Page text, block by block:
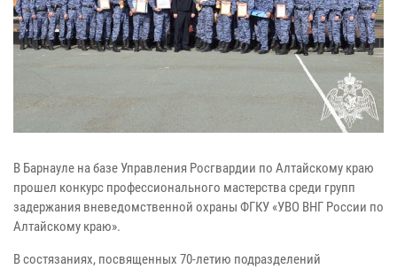
В Барнауле на базе Управления Росгвардии по Алтайскому краю
прошел конкурс профессионального мастерства среди групп
задержания вневедомственной охраны ФГКУ «УВО ВНГ России по
Алтайскому краю».
В состязаниях, посвященных 70-летию подразделений